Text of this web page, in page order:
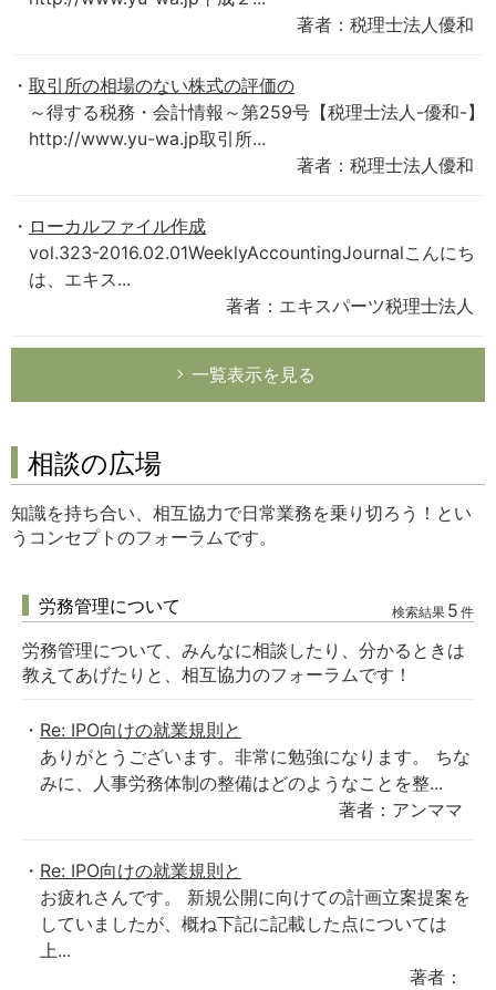
著者：税理士法人優和
取引所の相場のない株式の評価の
～得する税務・会計情報～第259号【税理士法人-優和-】
http://www.yu-wa.jp取引所...
著者：税理士法人優和
ローカルファイル作成
vol.323-2016.02.01WeeklyAccountingJournalこんにち
は、エキス...
著者：エキスパーツ税理士法人
一覧表示を見る
相談の広場
知識を持ち合い、相互協力で日常業務を乗り切ろう！とい
うコンセプトのフォーラムです。
労務管理について 検索結果 5 件
労務管理について、みんなに相談したり、分かるときは
教えてあげたりと、相互協力のフォーラムです！
Re: IPO向けの就業規則と
ありがとうございます。非常に勉強になります。 ちな
みに、人事労務体制の整備はどのようなことを整...
著者：アンママ
Re: IPO向けの就業規則と
お疲れさんです。 新規公開に向けての計画立案提案を
していましたが、概ね下記に記載した点については
上...
著者：